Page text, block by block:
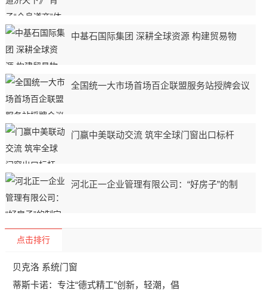
中基石国际集团 深耕全球资源 构建贸易物
全国统一大市场首场百企联盟服务站授牌会议
门赢中美联动交流 筑牢全球门窗出口标杆
河北正一企业管理有限公司：“好房子”的制
点击排行
贝克洛 系统门窗
蒂斯卡诺：专注“德式精工”创新，轻潮，倡